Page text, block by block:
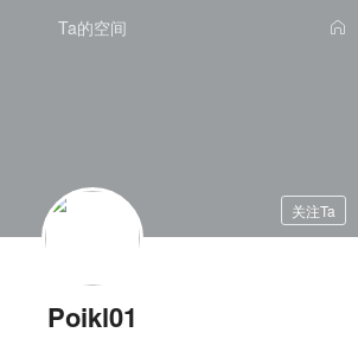
Ta的空间
Poikl01
关注Ta